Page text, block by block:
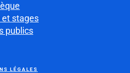
et stages
publics
LÉGALES